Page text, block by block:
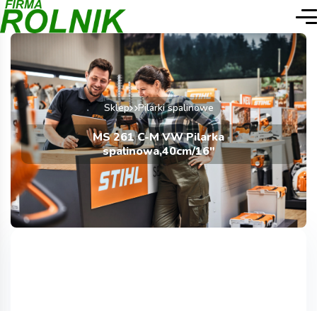
Sklep Pilarki spalinowe
MS 261 C-M VW Pilarka
spalinowa,40cm/16″